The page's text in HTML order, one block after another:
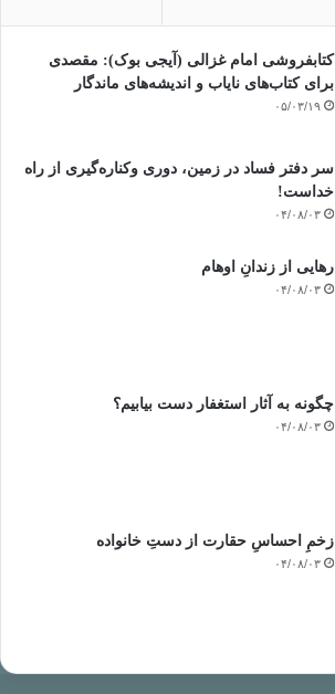
کتابفروشی امام غزالی (آیجی بوک): مقصدی
برای کتاب‌های نایاب و اندیشه‌های ماندگار
۰۵/۰۳/۱۹
سر دفتر فساد در زمین‌، دوری وکناره‌گیری از راه
خداست‌!
۰۴/۰۸/۰۳
رهایی از زندانِ اوهام
۰۴/۰۸/۰۳
چگونه به آثار استغفار دست بیابیم؟
۰۴/۰۸/۰۳
زخمِ احساسِ حقارت از دستِ خانواده
۰۴/۰۸/۰۳